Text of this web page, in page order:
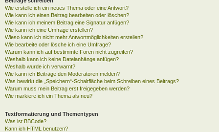
Wie erstelle ich ein neues Thema oder eine Antwort?
Wie kann ich einen Beitrag bearbeiten oder löschen?
Wie kann ich meinem Beitrag eine Signatur anfügen?
Wie kann ich eine Umfrage erstellen?
Wieso kann ich nicht mehr Antwortmöglichkeiten erstellen?
Wie bearbeite oder lösche ich eine Umfrage?
Warum kann ich auf bestimmte Foren nicht zugreifen?
Weshalb kann ich keine Dateianhänge anfügen?
Weshalb wurde ich verwarnt?
Wie kann ich Beiträge den Moderatoren melden?
Was bewirkt die „Speichern“-Schaltfläche beim Schreiben eines Beitrags?
Warum muss mein Beitrag erst freigegeben werden?
Wie markiere ich ein Thema als neu?
Textformatierung und Thementypen
Was ist BBCode?
Kann ich HTML benutzen?